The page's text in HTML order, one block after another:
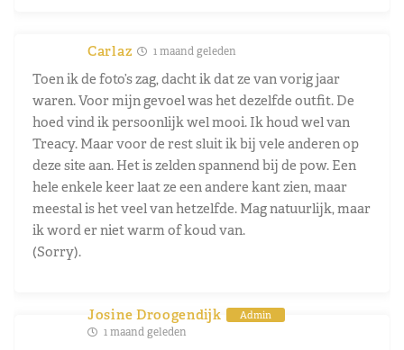
Carlaz 1 maand geleden
Toen ik de foto’s zag, dacht ik dat ze van vorig jaar
waren. Voor mijn gevoel was het dezelfde outfit. De
hoed vind ik persoonlijk wel mooi. Ik houd wel van
Treacy. Maar voor de rest sluit ik bij vele anderen op
deze site aan. Het is zelden spannend bij de pow. Een
hele enkele keer laat ze een andere kant zien, maar
meestal is het veel van hetzelfde. Mag natuurlijk, maar
ik word er niet warm of koud van.
(Sorry).
Josine Droogendijk Admin
1 maand geleden